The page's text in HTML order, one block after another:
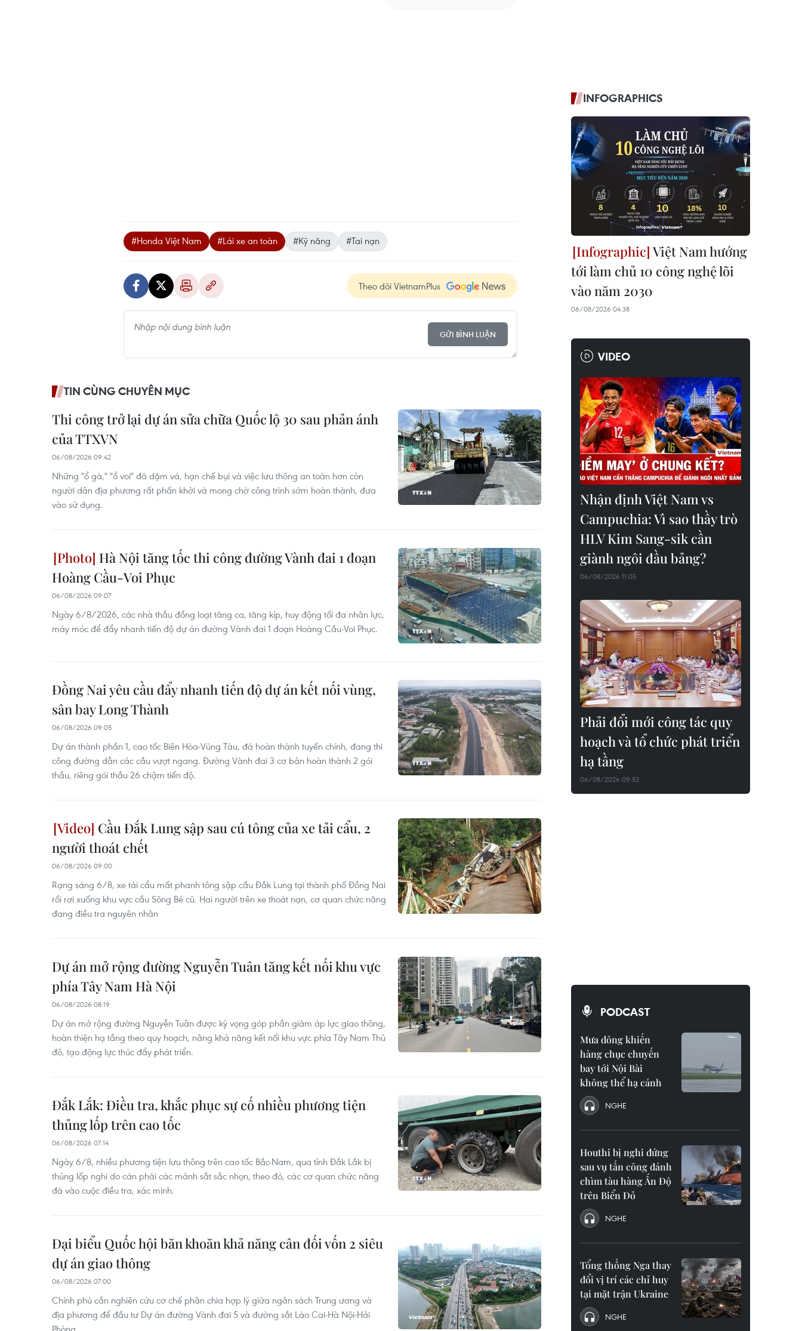
#Honda Việt Nam #Lái xe an toàn #Kỹ năng #Tai nạn
Theo dõi VietnamPlus
GỬI BÌNH LUẬN
TIN CÙNG CHUYÊN MỤC
Thi công trở lại dự án sửa chữa Quốc lộ 30 sau phản ánh
của TTXVN
06/08/2026 09:42
Những "ổ gà," "ổ voi" đã dặm vá, hạn chế bụi và việc lưu thông an toàn hơn còn
người dân địa phương rất phấn khởi và mong chờ công trình sớm hoàn thành, đưa
vào sử dụng.
Hà Nội tăng tốc thi công đường Vành đai 1 đoạn
Hoàng Cầu-Voi Phục
06/08/2026 09:07
Ngày 6/8/2026, các nhà thầu đồng loạt tăng ca, tăng kíp, huy động tối đa nhân lực,
máy móc để đẩy nhanh tiến độ dự án đường Vành đai 1 đoạn Hoàng Cầu-Voi Phục.
Đồng Nai yêu cầu đẩy nhanh tiến độ dự án kết nối vùng,
sân bay Long Thành
06/08/2026 09:05
Dự án thành phần 1, cao tốc Biên Hòa-Vũng Tàu, đã hoàn thành tuyến chính, đang thi
công đường dẫn các cầu vượt ngang. Đường Vành đai 3 cơ bản hoàn thành 2 gói
thầu, riêng gói thầu 26 chậm tiến độ.
Cầu Đắk Lung sập sau cú tông của xe tải cẩu, 2
người thoát chết
06/08/2026 09:00
Rạng sáng 6/8, xe tải cẩu mất phanh tông sập cầu Đắk Lung tại thành phố Đồng Nai
rồi rơi xuống khu vực cầu Sông Bé cũ. Hai người trên xe thoát nạn, cơ quan chức năng
đang điều tra nguyên nhân
Dự án mở rộng đường Nguyễn Tuân tăng kết nối khu vực
phía Tây Nam Hà Nội
06/08/2026 08:19
Dự án mở rộng đường Nguyễn Tuân được kỳ vọng góp phần giảm áp lực giao thông,
hoàn thiện hạ tầng theo quy hoạch, nâng khả năng kết nối khu vực phía Tây Nam Thủ
đô, tạo động lực thúc đẩy phát triển.
Đắk Lắk: Điều tra, khắc phục sự cố nhiều phương tiện
thủng lốp trên cao tốc
06/08/2026 07:14
Ngày 6/8, nhiều phương tiện lưu thông trên cao tốc Bắc-Nam, qua tỉnh Đắk Lắk bị
thủng lốp nghi do cán phải các mảnh sắt sắc nhọn, theo đó, các cơ quan chức năng
đã vào cuộc điều tra, xác minh.
Đại biểu Quốc hội băn khoăn khả năng cân đối vốn 2 siêu
dự án giao thông
06/08/2026 07:00
Chính phủ cần nghiên cứu cơ chế phân chia hợp lý giữa ngân sách Trung ương và
địa phương để đầu tư Dự án đường Vành đai 5 và đường sắt Lào Cai-Hà Nội-Hải
Phòng.
INFOGRAPHICS
Việt Nam hướng
tới làm chủ 10 công nghệ lõi
vào năm 2030
06/08/2026 04:38
VIDEO
Nhận định Việt Nam vs
Campuchia: Vì sao thầy trò
HLV Kim Sang-sik cần
giành ngôi đầu bảng?
06/08/2026 11:05
Phải đổi mới công tác quy
hoạch và tổ chức phát triển
hạ tầng
06/08/2026 09:53
PODCAST
Mưa dông khiến
hàng chục chuyến
bay tới Nội Bài
không thể hạ cánh
NGHE
Houthi bị nghi đứng
sau vụ tấn công đánh
chìm tàu hàng Ấn Độ
trên Biển Đỏ
NGHE
Tổng thống Nga thay
đổi vị trí các chỉ huy
tại mặt trận Ukraine
NGHE